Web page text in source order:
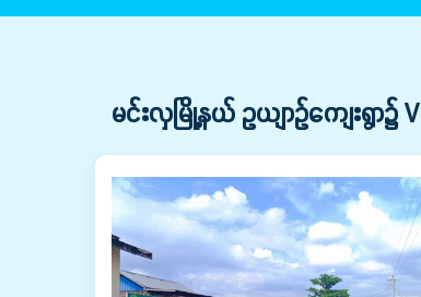
မင်းလှမြို့နယ် ဥယျာဉ်ကျေးရွာ၌